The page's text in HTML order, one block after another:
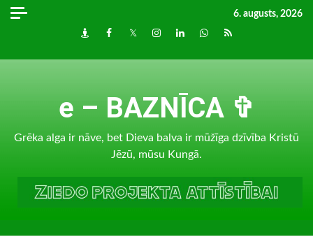
Skip
6. augusts, 2026
DraugiemFacebook
TwitterInstagram
LinkedInwhatsapp
RSS
e – BAZNĪCA ✞
Grēka alga ir nāve, bet Dieva balva ir mūžīga dzīvība Kristū
Jēzū, mūsu Kungā.